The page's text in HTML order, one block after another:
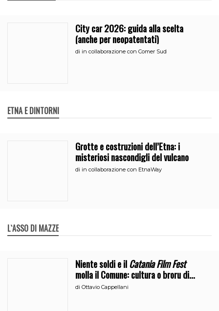
City car 2026: guida alla scelta
(anche per neopatentati)
di in collaborazione con Comer Sud
ETNA E DINTORNI
Grotte e costruzioni dell’Etna: i
misteriosi nascondigli del vulcano
di in collaborazione con EtnaWay
L`ASSO DI MAZZE
Niente soldi e ilCatania Film Fest
molla il Comune: cultura o broru di
ciciri?
diOttavio Cappellani